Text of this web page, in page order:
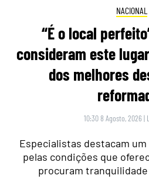
NACIONAL
“É o local
consideram este
dos melhores
10:30 8 Agosto, 2026 |
Especialistas destacam
pelas condições que
procuram